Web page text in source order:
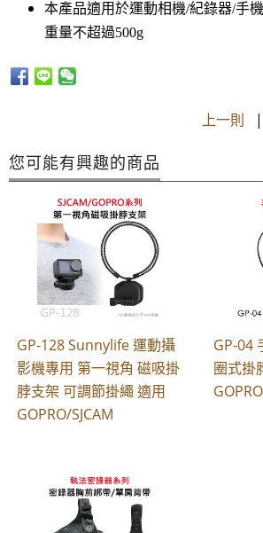
本產品適用於運動相機/紀錄器/手
重量不超過500g
上一則 |
您可能有興趣的商品
GP-128 Sunnylife 運動攝
影機專用 第一視角 磁吸掛
脖支架 可調節掛繩 適用
GOPRO/SJCAM
GP-04
圈式掛